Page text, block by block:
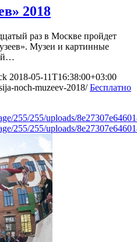
2018
раз в Москве пройдет
Музеи и картинные
2018-05-11T16:38:00+03:00
noch-muzeev-2018/ Бесплатно
255/255/uploads/
255/255/uploads/